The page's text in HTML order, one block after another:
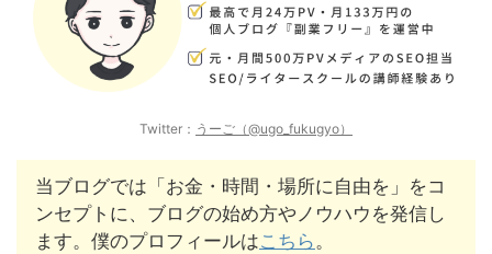
Twitter： うーご（@ugo_fukugyo）
当ブログでは「お金・時間・場所に自由を」をコ
ンセプトに、ブログの始め方やノウハウを発信し
ます。僕のプロフィールはこちら。